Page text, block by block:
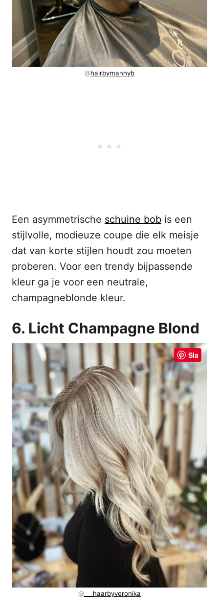
@hairbymannyb
Een asymmetrische schuine bob is een
stijlvolle, modieuze coupe die elk meisje
dat van korte stijlen houdt zou moeten
proberen. Voor een trendy bijpassende
kleur ga je voor een neutrale,
champagneblonde kleur.
6. Licht Champagne Blond
Sla
@ ___haarbyveronika